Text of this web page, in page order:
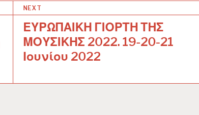
NEXT
ΕΥΡΩΠΑΙΚΗ ΓΙΟΡΤΗ ΤΗΣ
ΜΟΥΣΙΚΗΣ 2022. 19-20-21
Ιουνίου 2022